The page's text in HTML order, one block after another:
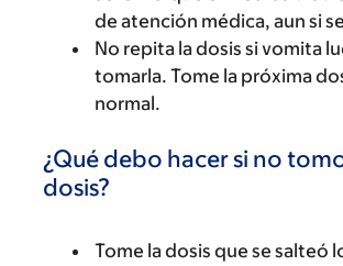
de atención médica, aun si
No repita la dosis si vomita
tomarla. Tome la próxima
normal.
¿Qué debo hacer si no
dosis?
Tome la dosis que se salteó